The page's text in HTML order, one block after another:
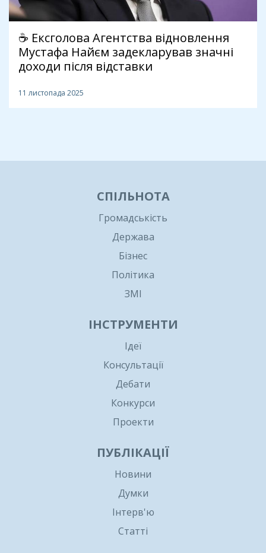
☕ Ексголова Агентства відновлення
Мустафа Найєм задекларував значні
доходи після відставки
11 листопада 2025
СПІЛЬНОТА
Громадськість
Держава
Бізнес
Політика
ЗМІ
ІНСТРУМЕНТИ
Ідеї
Консультації
Дебати
Конкурси
Проекти
ПУБЛІКАЦІЇ
Новини
Думки
Інтерв'ю
Статті